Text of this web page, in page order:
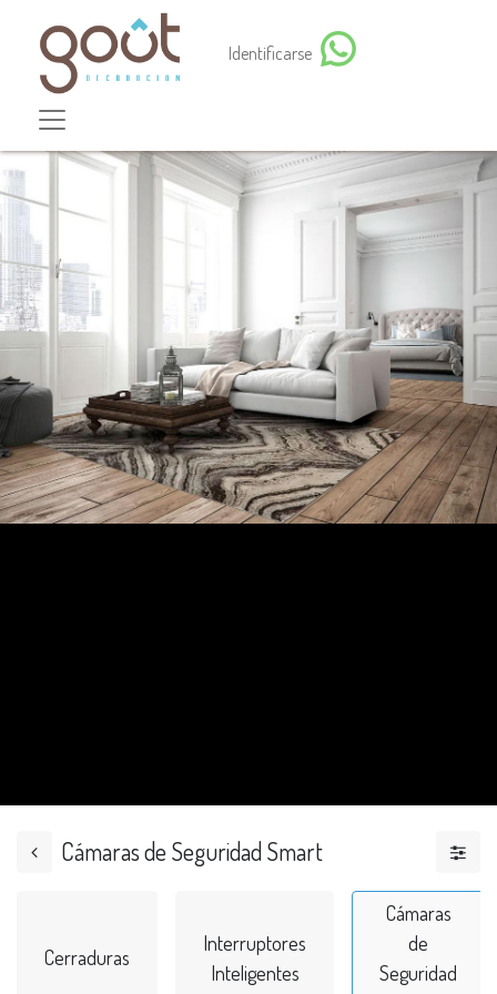
Identificarse
Cámaras de Seguridad Smart
Cerraduras
Interruptores
Inteligentes
Cámaras
de
Seguridad